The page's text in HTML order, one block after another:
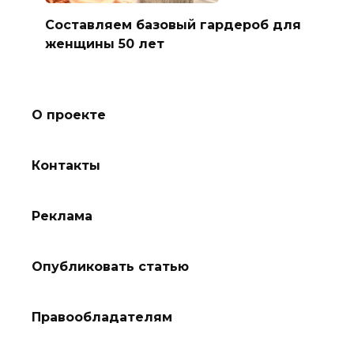
Составляем базовый гардероб для
женщины 50 лет
О проекте
Контакты
Реклама
Опубликовать статью
Правообладателям